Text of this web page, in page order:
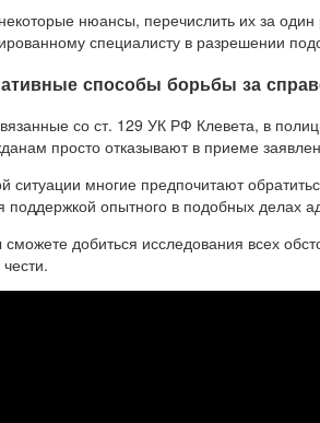
нюансы, перечислить их за
специалисту в разрешении
способы борьбы за
со ст. 129 УК РФ Клевета, в
просто отказывают в приеме
ситуации многие предпочитают
поддержкой опытного в подобных делах
добиться исследования всех